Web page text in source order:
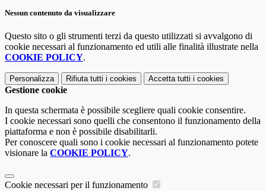
Nessun contenuto da visualizzare
Questo sito o gli strumenti terzi da questo utilizzati si avvalgono di
cookie necessari al funzionamento ed utili alle finalità illustrate nella
COOKIE POLICY.
Personalizza Rifiuta tutti i cookies Accetta tutti i cookies
Gestione cookie
In questa schermata è possibile scegliere quali cookie consentire.
I cookie necessari sono quelli che consentono il funzionamento della
piattaforma e non è possibile disabilitarli.
Per conoscere quali sono i cookie necessari al funzionamento potete
visionare la COOKIE POLICY.
Cookie necessari per il funzionamento